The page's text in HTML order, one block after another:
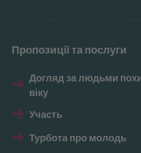
Пропозиції та послуги
Догляд за людьми
віку
Участь
Турбота про молодь